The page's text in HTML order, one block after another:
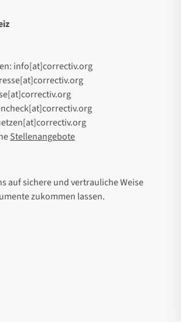
info[at]correctiv.org
Stellenangebote
auf sichere und vertrauliche Weise
zukommen lassen.